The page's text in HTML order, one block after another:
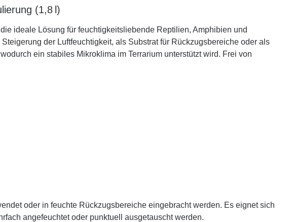
(1,8 l)
ideale Lösung für feuchtigkeitsliebende Reptilien, Amphibien und
der Luftfeuchtigkeit, als Substrat für Rückzugsbereiche oder als
ein stabiles Mikroklima im Terrarium unterstützt wird. Frei von
oder in feuchte Rückzugsbereiche eingebracht werden. Es eignet sich
angefeuchtet oder punktuell ausgetauscht werden.